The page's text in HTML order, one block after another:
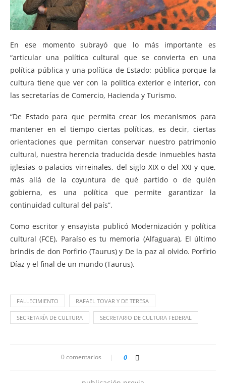
En ese momento subrayó que lo más importante es
“articular una política cultural que se convierta en una
política pública y una política de Estado: pública porque la
cultura tiene que ver con la política exterior e interior, con
las secretarías de Comercio, Hacienda y Turismo.
“De Estado para que permita crear los mecanismos para
mantener en el tiempo ciertas políticas, es decir, ciertas
orientaciones que permitan conservar nuestro patrimonio
cultural, nuestra herencia traducida desde inmuebles hasta
iglesias o palacios virreinales, del siglo XIX o del XXI y que,
más allá de la coyuntura de qué partido o de quién
gobierna, es una política que permite garantizar la
continuidad cultural del país”.
Como escritor y ensayista publicó Modernización y política
cultural (FCE), Paraíso es tu memoria (Alfaguara), El último
brindis de don Porfirio (Taurus) y De la paz al olvido. Porfirio
Díaz y el final de un mundo (Taurus).
FALLECIMIENTO RAFAEL TOVAR Y DE TERESA
SECRETARÍA DE CULTURA SECRETARIO DE CULTURA FEDERAL
0 comentarios 0